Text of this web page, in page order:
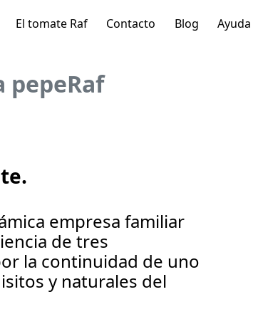
El tomate Raf Contacto Blog Ayuda
pepeRaf
empresa familiar
de tres
la continuidad de uno
y naturales del